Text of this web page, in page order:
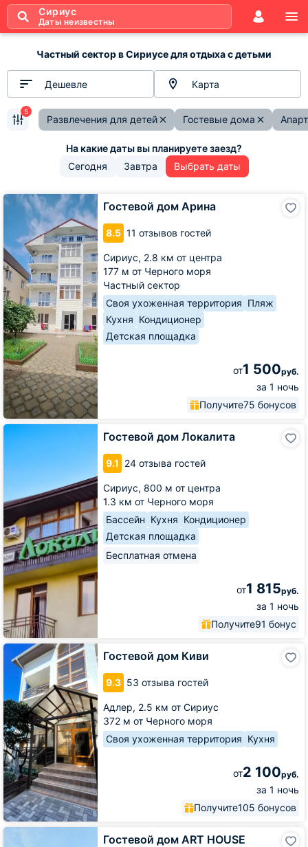
Сириус
Даты неизвестны
Частный сектор в Сириусе для отдыха с детьми
Дешевле Карта
Развлечения для детей Гостевые дома
5
Сегодня Завтра Выбрать даты
Гостевой дом Арина
8.5 11 отзывов гостей
Сириус, 2.8 км от центра
177 м от Черного моря
Частный сектор
Своя ухоженная территория Пляж
Кухня Кондиционер
Детская площадка
от1 500руб.
за 1 ночь
Получите75 бонусов
Гостевой
Гостевой дом Локалита
9.1 24 отзыва гостей
Сириус, 800 м от центра
1.3 км от Черного моря
Бассейн Кухня Кондиционер
Детская площадка
Бесплатная отмена
от1 815руб.
за 1 ночь
Получите91 бонус
Гостевой
Гостевой дом Киви
9.3 53 отзыва гостей
Адлер, 2.5 км от Сириус
372 м от Черного моря
Своя ухоженная территория Кухня
от2 100руб.
за 1 ночь
Получите105 бонусов
Гостевой
дом
Киви
Гостевой дом ART HOUSE
Гостевой